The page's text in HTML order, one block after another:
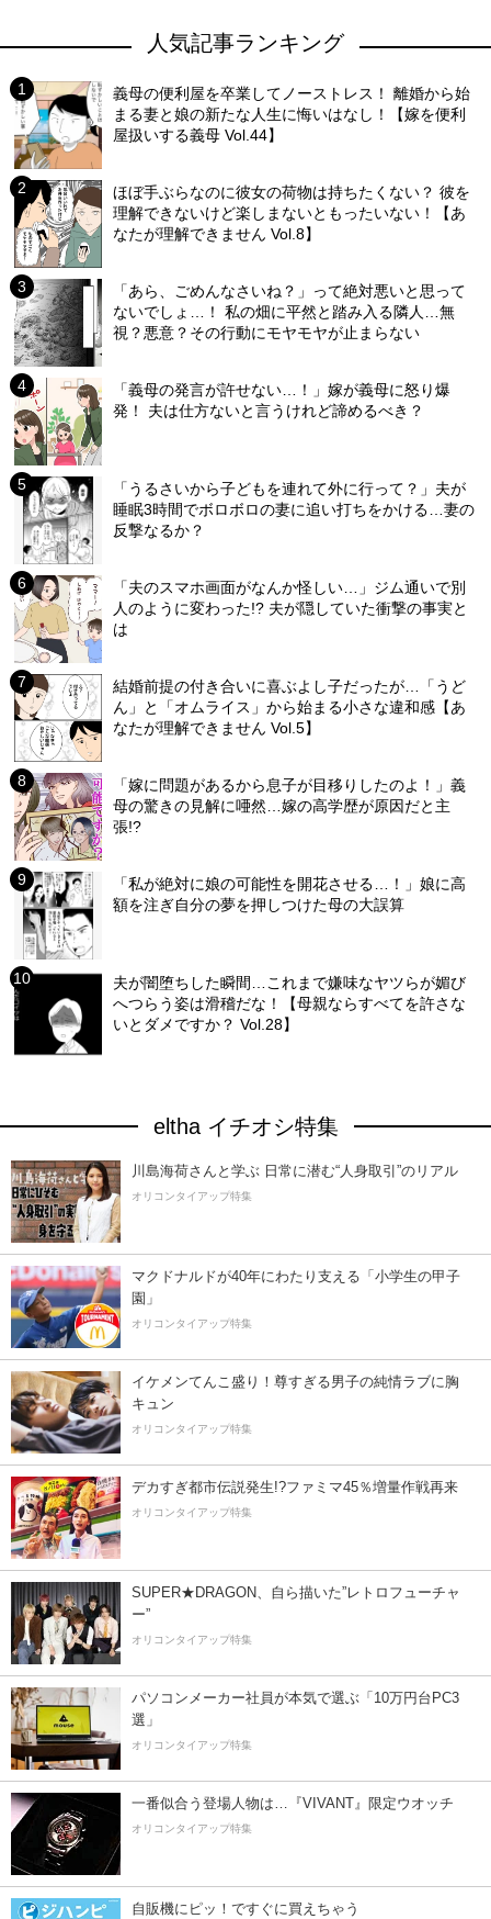
人気記事ランキング
義母の便利屋を卒業してノーストレス！ 離婚から始
まる妻と娘の新たな人生に悔いはなし！【嫁を便利
屋扱いする義母 Vol.44】
ほぼ手ぶらなのに彼女の荷物は持ちたくない？ 彼を
理解できないけど楽しまないともったいない！【あ
なたが理解できません Vol.8】
「あら、ごめんなさいね？」って絶対悪いと思って
ないでしょ…！ 私の畑に平然と踏み入る隣人…無
視？悪意？その行動にモヤモヤが止まらない
「義母の発言が許せない…！」嫁が義母に怒り爆
発！ 夫は仕方ないと言うけれど諦めるべき？
「うるさいから子どもを連れて外に行って？」夫が
睡眠3時間でボロボロの妻に追い打ちをかける…妻の
反撃なるか？
「夫のスマホ画面がなんか怪しい…」ジム通いで別
人のように変わった!? 夫が隠していた衝撃の事実と
は
結婚前提の付き合いに喜ぶよし子だったが…「うど
ん」と「オムライス」から始まる小さな違和感【あ
なたが理解できません Vol.5】
「嫁に問題があるから息子が目移りしたのよ！」義
母の驚きの見解に唖然…嫁の高学歴が原因だと主
張!?
「私が絶対に娘の可能性を開花させる…！」娘に高
額を注ぎ自分の夢を押しつけた母の大誤算
夫が闇堕ちした瞬間…これまで嫌味なヤツらが媚び
へつらう姿は滑稽だな！【母親ならすべてを許さな
いとダメですか？ Vol.28】
eltha イチオシ特集
川島海荷さんと学ぶ 日常に潜む“人身取引”のリアル
オリコンタイアップ特集
マクドナルドが40年にわたり支える「小学生の甲子
園」
オリコンタイアップ特集
イケメンてんこ盛り！尊すぎる男子の純情ラブに胸
キュン
オリコンタイアップ特集
デカすぎ都市伝説発生!?ファミマ45％増量作戦再来
オリコンタイアップ特集
SUPER★DRAGON、自ら描いた”レトロフューチャ
ー”
オリコンタイアップ特集
パソコンメーカー社員が本気で選ぶ「10万円台PC3
選」
オリコンタイアップ特集
一番似合う登場人物は…『VIVANT』限定ウオッチ
オリコンタイアップ特集
自販機にピッ！ですぐに買えちゃう